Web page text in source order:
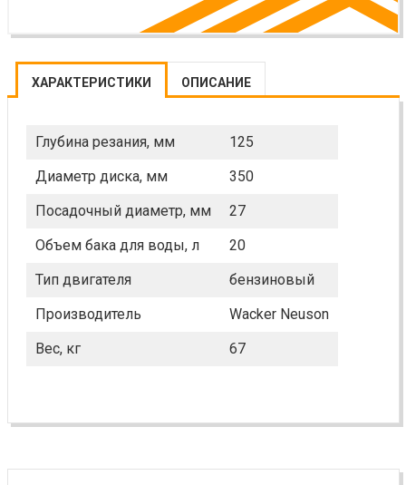
ХАРАКТЕРИСТИКИ ОПИСАНИЕ
Глубина резания, мм
125
Диаметр диска, мм
350
Посадочный диаметр, мм
27
Объем бака для воды, л
20
Тип двигателя
бензиновый
Производитель
Wacker Neuson
Вес, кг
67